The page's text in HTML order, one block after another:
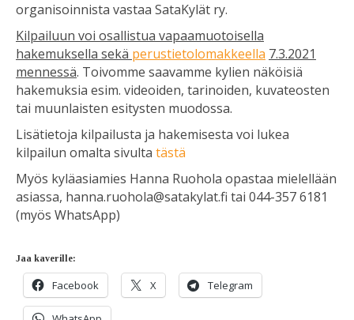
organisoinnista vastaa SataKylät ry.
Kilpailuun voi osallistua vapaamuotoisella
hakemuksella sekä perustietolomakkeella 7.3.2021
mennessä. Toivomme saavamme kylien näköisiä
hakemuksia esim. videoiden, tarinoiden, kuvateosten
tai muunlaisten esitysten muodossa.
Lisätietoja kilpailusta ja hakemisesta voi lukea
kilpailun omalta sivulta tästä
Myös kyläasiamies Hanna Ruohola opastaa mielellään
asiassa, hanna.ruohola@satakylat.fi tai 044-357 6181
(myös WhatsApp)
Jaa kaverille:
Facebook X Telegram